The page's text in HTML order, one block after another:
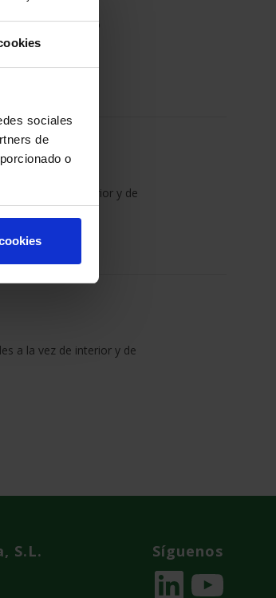
sociales
de
o
y artificial. No
a la vez de interior y de
a la vez de interior y de
S.L. Síguenos
LinkedIn YouTube